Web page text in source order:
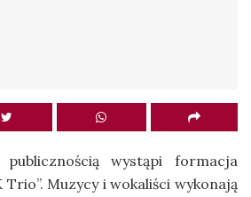
publicznością wystąpi formacja
Trio”. Muzycy i wokaliści wykonają